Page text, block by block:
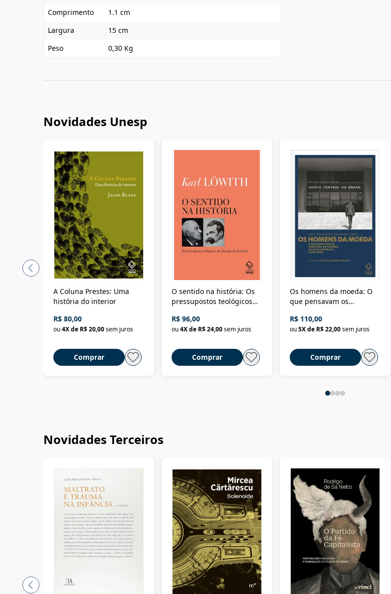
Comprimento
1.1 cm
Largura
15 cm
Peso
0,30 Kg
Novidades Unesp
A Coluna Prestes: Uma
história do interior
R$ 80,00
ou4X de R$ 20,00sem juros
Comprar
O sentido na história: Os
pressupostos teológicos
R$ 96,00
ou4X de R$ 24,00sem juros
Comprar
Os homens da moeda: O
que pensavam os
Nova República (1985-
2018)
R$ 110,00
ou5X de R$ 22,00sem juros
Comprar
Novidades Terceiros